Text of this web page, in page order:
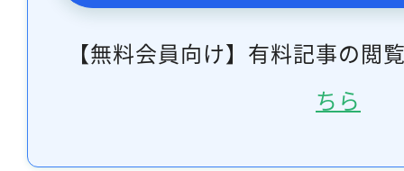
【無料会員向け】有料記事の閲
ちら